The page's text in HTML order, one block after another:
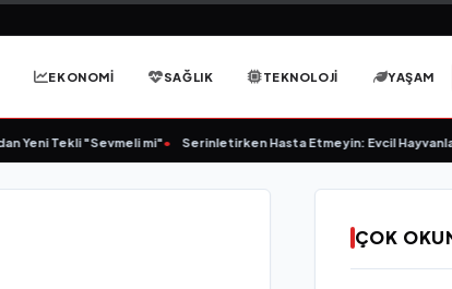
EKONOMI SAĞLIK TEKNOLOJI YAŞAM
"Sevmeli mi"• Serinletirken Hasta Etmeyin: Evcil Hayvanlarda Klima
ÇOK